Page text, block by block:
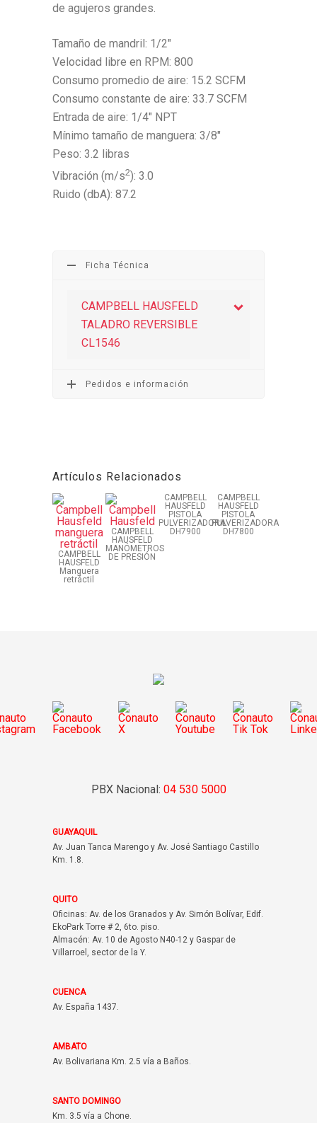
de agujeros grandes.
Tamaño de mandril: 1/2″
Velocidad libre en RPM: 800
Consumo promedio de aire: 15.2 SCFM
Consumo constante de aire: 33.7 SCFM
Entrada de aire: 1/4″ NPT
Mínimo tamaño de manguera: 3/8″
Peso: 3.2 libras
Vibración (m/s2): 3.0
Ruido (dbA): 87.2
Ficha Técnica
CAMPBELL HAUSFELD
TALADRO REVERSIBLE
CL1546
Pedidos e información
Artículos Relacionados
CAMPBELL
HAUSFELD
Manguera
retráctil
CAMPBELL
HAUSFELD
MANÓMETROS
DE PRESIÓN
CAMPBELL
HAUSFELD
PISTOLA
PULVERIZADORA
DH7900
CAMPBELL
HAUSFELD
PISTOLA
PULVERIZADORA
DH7800
PBX Nacional: 04 530 5000
GUAYAQUIL
Av. Juan Tanca Marengo y Av. José Santiago Castillo
Km. 1.8.
QUITO
Oficinas: Av. de los Granados y Av. Simón Bolívar, Edif.
EkoPark Torre # 2, 6to. piso.
Almacén: Av. 10 de Agosto N40-12 y Gaspar de
Villarroel, sector de la Y.
CUENCA
Av. España 1437.
AMBATO
Av. Bolivariana Km. 2.5 vía a Baños.
SANTO DOMINGO
Km. 3.5 vía a Chone.